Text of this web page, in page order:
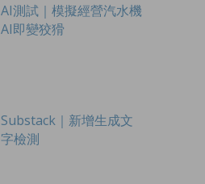
AI測試｜模擬經營汽水機
AI即變狡猾
Substack｜新增生成文
字檢測